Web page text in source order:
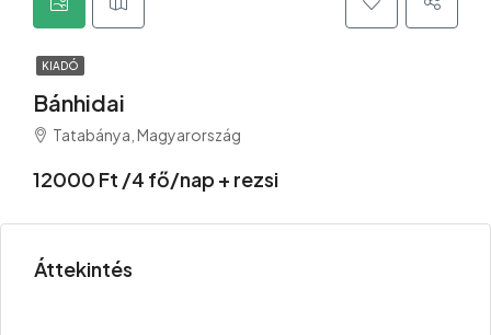
KIADÓ
Bánhidai
Tatabánya, Magyarország
12000 Ft /4 fő/nap + rezsi
Áttekintés